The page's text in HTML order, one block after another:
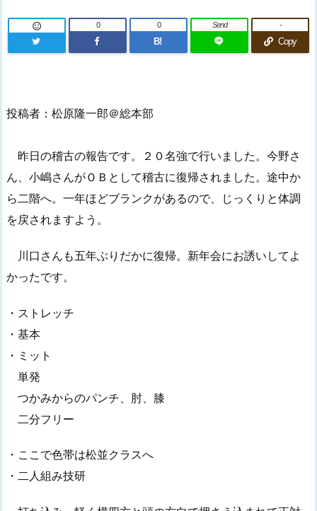
 0
B!
0 Send
Copy
-
投稿者：松原隆一郎＠総本部
昨日の稽古の報告です。２０名強で行いました。今野さ
ん、小嶋さんがＯＢとして稽古に復帰されました。途中か
ら二階へ。一年ほどブランクがあるので、じっくりと体調
を戻されますよう。
川口さんも五年ぶりだかに復帰。新年会にお誘いしてよ
かったです。
・ストレッチ
・基本
・ミット
単発
つかみからのパンチ、肘、膝
二分フリー
・ここで色帯は松並クラスへ
・二人組み技研